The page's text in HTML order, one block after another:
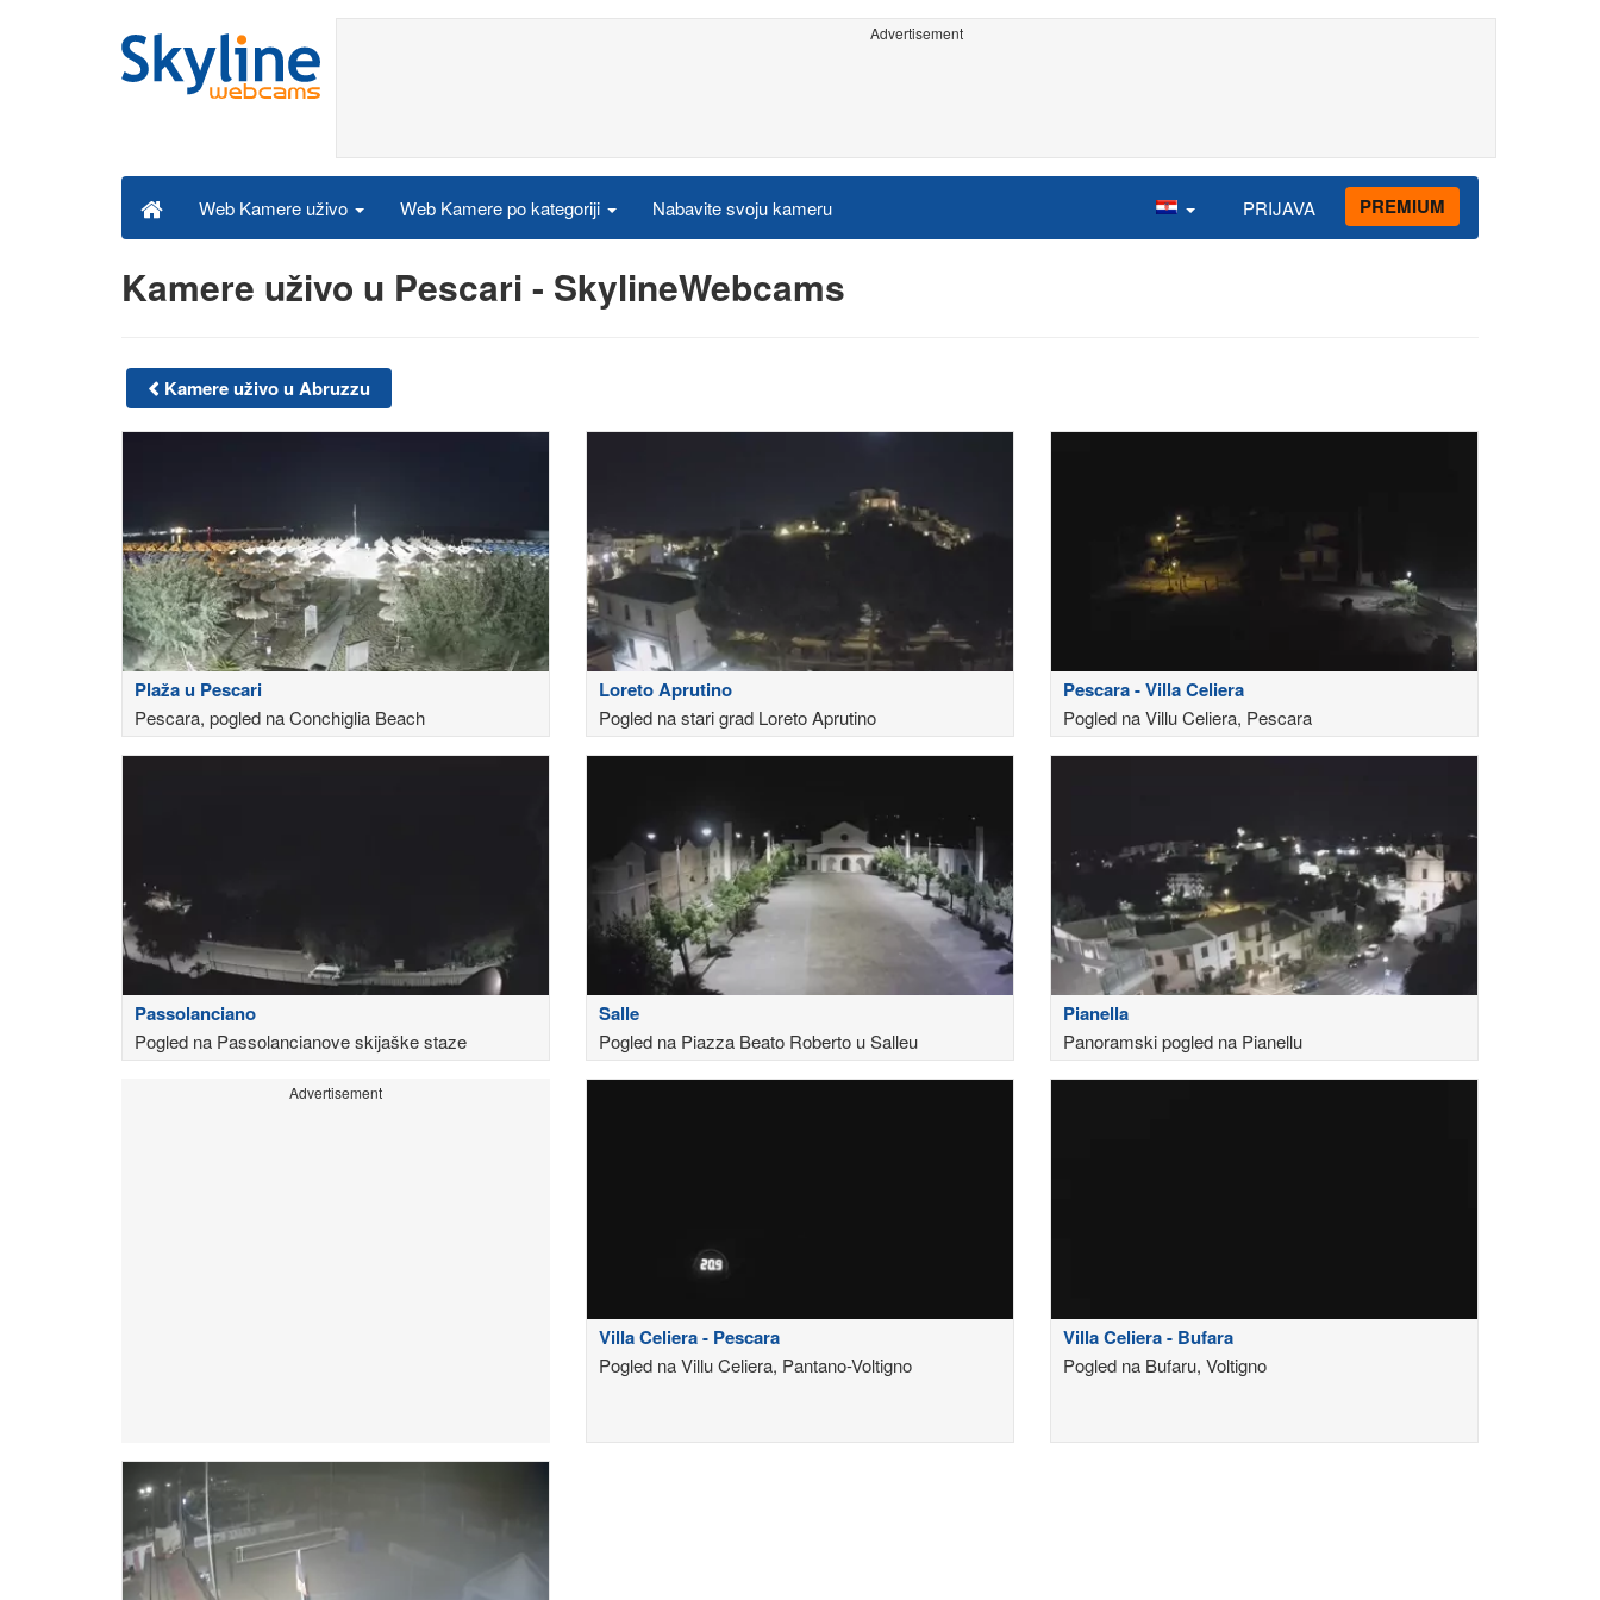
Advertisement
Web Kamere uživo Web Kamere po kategoriji Nabavite svoju kameru PRIJAVA PREMIUM
Kamere uživo u Pescari - SkylineWebcams
Kamere uživo u Abruzzu
Plaža u Pescari
Pescara, pogled na Conchiglia Beach
Loreto Aprutino
Pogled na stari grad Loreto Aprutino
Pescara - Villa Celiera
Pogled na Villu Celiera, Pescara
Passolanciano
Pogled na Passolancianove skijaške staze
Salle
Pogled na Piazza Beato Roberto u Salleu
Pianella
Panoramski pogled na Pianellu
Advertisement
Villa Celiera - Pescara
Pogled na Villu Celiera, Pantano-Voltigno
Villa Celiera - Bufara
Pogled na Bufaru, Voltigno